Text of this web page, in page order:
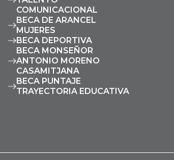
COMUNICACIONAL
BECA DE ARANCEL
MUJERES
BECA DEPORTIVA
BECA MONSEÑOR
ANTONIO MORENO
CASAMITJANA
BECA PUNTAJE
TRAYECTORIA EDUCATIVA